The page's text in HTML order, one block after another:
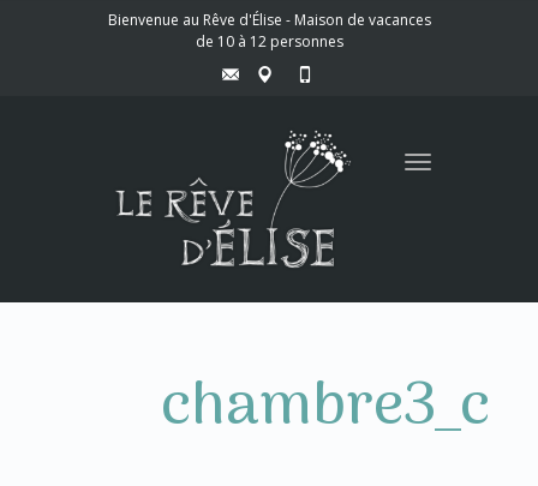
Bienvenue au Rêve d'Élise - Maison de vacances
de 10 à 12 personnes
Toggle
chambre3_c